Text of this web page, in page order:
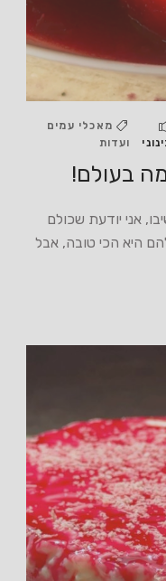
מאכלי עמים
ועדות
בעולם!
אני יודעת שכולם
היא הכי טובה, אבל